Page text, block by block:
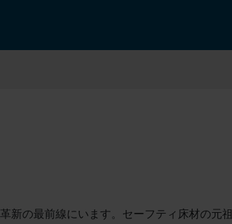
新の最前線にいます。セーフティ床材の元